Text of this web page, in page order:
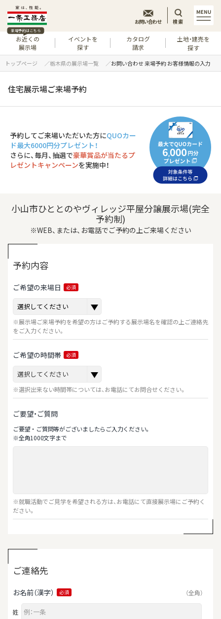
来場予約はこちら
お近くの
展示場
イベントを
探す
カタログ
請求
土地・建売を
探す
お問い合わせ 検索
トップページ 栃木県の展示場一覧 お問い合わせ 来場予約 お客様情報の入力
住宅展示場ご来場予約
予約してご来場いただいた方にQUOカー
ド最大6000円分プレゼント！
さらに、毎月、抽選で豪華賞品が当たるプ
レゼントキャンペーンを実施中！
小山市ひととのやヴィレッジ平屋分譲展示場(完全
予約制)
※WEB、または、お電話でご予約の上ご来場ください
予約内容
ご希望の来場日 必須
※展示場ご来場予約を希望の方はご予約する展示場名を確認の上ご連絡先
をご入力ください。
ご希望の時間帯 必須
※選択出来ない時間帯については、お電話にてお問合せください。
ご要望・ご質問
ご要望‧ご質問等がございましたらご⼊⼒ください。
※全⾓1000⽂字まで
※就職活動でご見学を希望される方は、お電話にて直接展示場にご予約く
ださい。
ご連絡先
お名前（漢字） 必須 （全角）
姓